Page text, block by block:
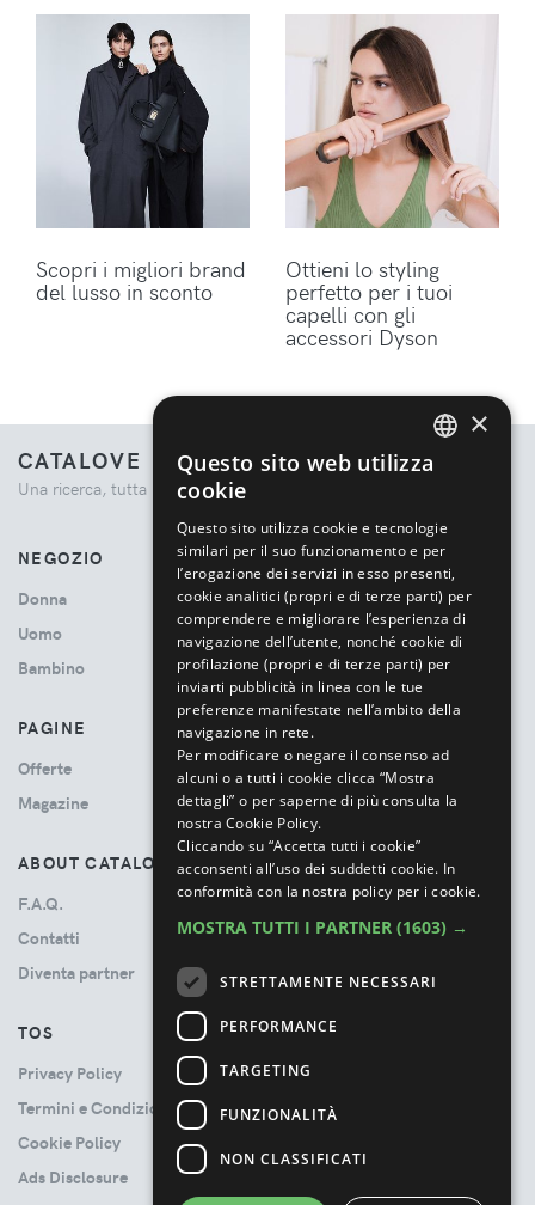
Scopri i migliori brand
del lusso in sconto
Ottieni lo styling
perfetto per i tuoi
capelli con gli
accessori Dyson
CATALOVE
Una ricerca, tutta la moda.
NEGOZIO
Donna
Uomo
Bambino
PAGINE
Offerte
Magazine
ABOUT CATALOVE
F.A.Q.
Contatti
Diventa partner
TOS
Privacy Policy
Termini e Condizioni
Cookie Policy
Ads Disclosure
×
Questo sito web utilizza
cookie
Questo sito utilizza cookie e tecnologie
similari per il suo funzionamento e per
l’erogazione dei servizi in esso presenti,
cookie analitici (propri e di terze parti) per
comprendere e migliorare l’esperienza di
navigazione dell’utente, nonché cookie di
profilazione (propri e di terze parti) per
inviarti pubblicità in linea con le tue
preferenze manifestate nell’ambito della
navigazione in rete.
Per modificare o negare il consenso ad
alcuni o a tutti i cookie clicca “Mostra
dettagli” o per saperne di più consulta la
nostra Cookie Policy.
Cliccando su “Accetta tutti i cookie”
acconsenti all’uso dei suddetti cookie. In
conformità con la nostra policy per i cookie.
MOSTRA TUTTI I PARTNER (1603) →
STRETTAMENTE NECESSARI
PERFORMANCE
TARGETING
FUNZIONALITÀ
NON CLASSIFICATI